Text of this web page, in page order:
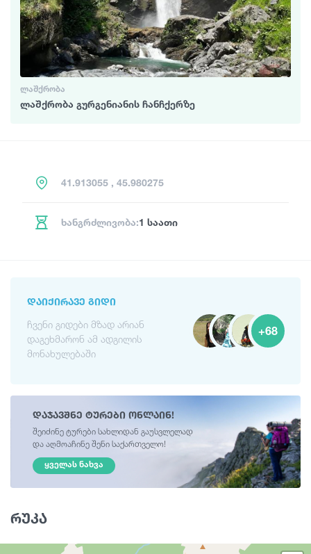
ᲚᲐᲨᲥᲠᲝᲑᲐ
ლაშქრობა გურგენიანის ჩანჩქერზე
41.913055 , 45.980275
ხანგრძლივობა:1 საათი
ᲓᲐᲘᲥᲘᲠᲐᲕᲔ ᲒᲘᲓᲘ
ჩვენი გიდები მზად არიან
დაგეხმარონ ამ ადგილის
მონახულებაში
+68
დაჯავშნე ტურები ონლაინ!
შეიძინე ტურები სახლიდან გაუსვლელად
და აღმოაჩინე შენი საქართველო!
ᲧᲕᲔᲚᲐᲡ ᲜᲐᲮᲕᲐ
რუკა